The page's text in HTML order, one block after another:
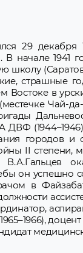
29 декабря
В начале 1941
страшные
в
Чай-
ДВФ
городов и
II степени,
он успешно
в